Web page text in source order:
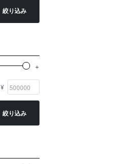
絞り込み
¥
絞り込み